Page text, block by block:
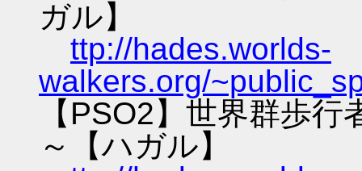
ガル】
ttp://hades.worlds-
walkers.org/
【PSO2】世界群歩
～【ハガル】